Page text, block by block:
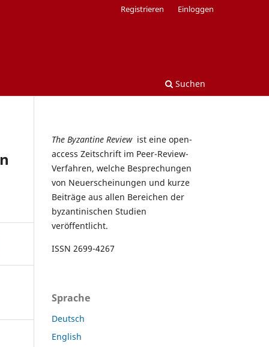
Suchen
Registrieren Einloggen
The Byzantine Reviewist eine open-
access Zeitschrift im Peer-Review-
Verfahren, welche Besprechungen
von Neuerscheinungen und kurze
Beiträge aus allen Bereichen der
byzantinischen Studien
veröffentlicht.
ISSN 2699-4267
Sprache
Deutsch
English